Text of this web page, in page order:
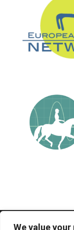
We value your
© 1995-2026